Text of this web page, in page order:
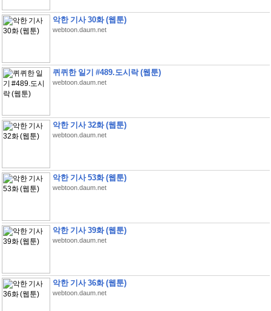
악한 기사 30화 (웹툰)
webtoon.daum.net
퀴퀴한 일기 #489.도시락 (웹툰)
webtoon.daum.net
악한 기사 32화 (웹툰)
webtoon.daum.net
악한 기사 53화 (웹툰)
webtoon.daum.net
악한 기사 39화 (웹툰)
webtoon.daum.net
악한 기사 36화 (웹툰)
webtoon.daum.net